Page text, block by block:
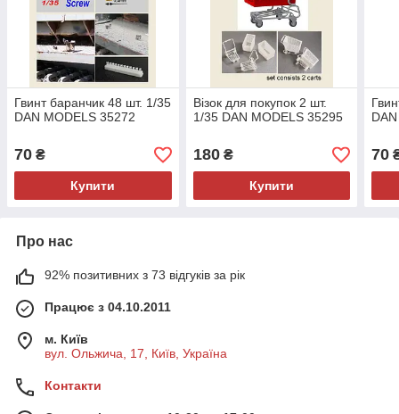
Гвинт баранчик 48 шт. 1/35
DAN MODELS 35272
70 ₴
Купити
Візок для покупок 2 шт.
1/35 DAN MODELS 35295
180₴
Купити
70
Про нас
92% позитивних з 73 відгуків за рік
Працює з 04.10.2011
м. Київ
вул. Ольжича, 17, Київ, Україна
Контакти